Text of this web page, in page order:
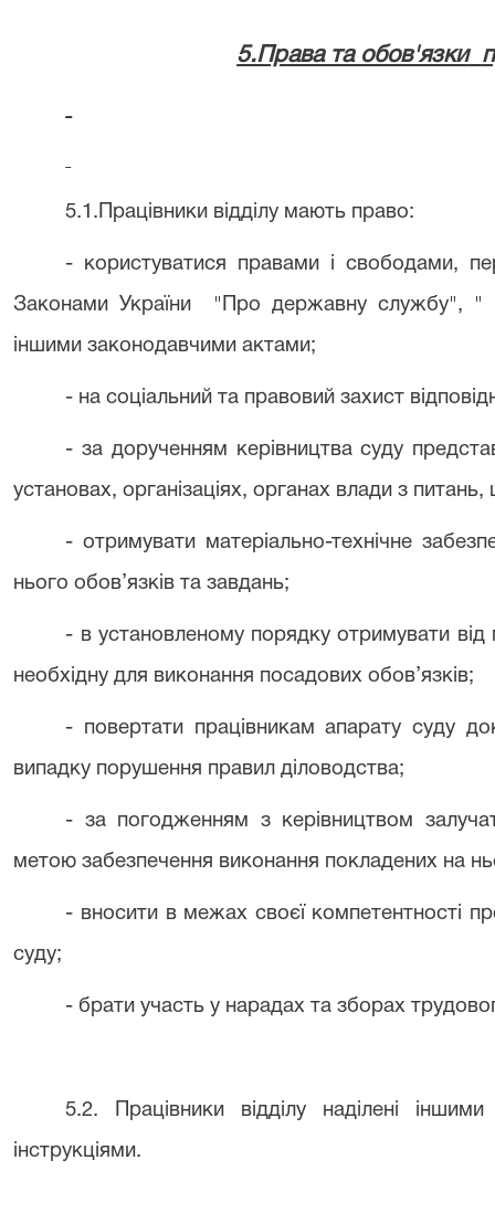
5.Права та обов'язки
5.1.Працівники відділу мають право:
- користуватися правами і свободами,
Законами України "Про державну службу", "
іншими законодавчими актами;
- на соціальний та правовий захист
- за дорученням керівництва суду
установах, організаціях, органах влади з
- отримувати матеріально-технічне
нього обов’язків та завдань;
- в установленому порядку отримувати від
необхідну для виконання посадових обов’язків;
- повертати працівникам апарату суду
випадку порушення правил діловодства;
- за погодженням з керівництвом
метою забезпечення виконання покладених на
- вносити в межах своєї компетентності
суду;
- брати участь у нарадах та зборах
5.2. Працівники відділу наділені
інструкціями.